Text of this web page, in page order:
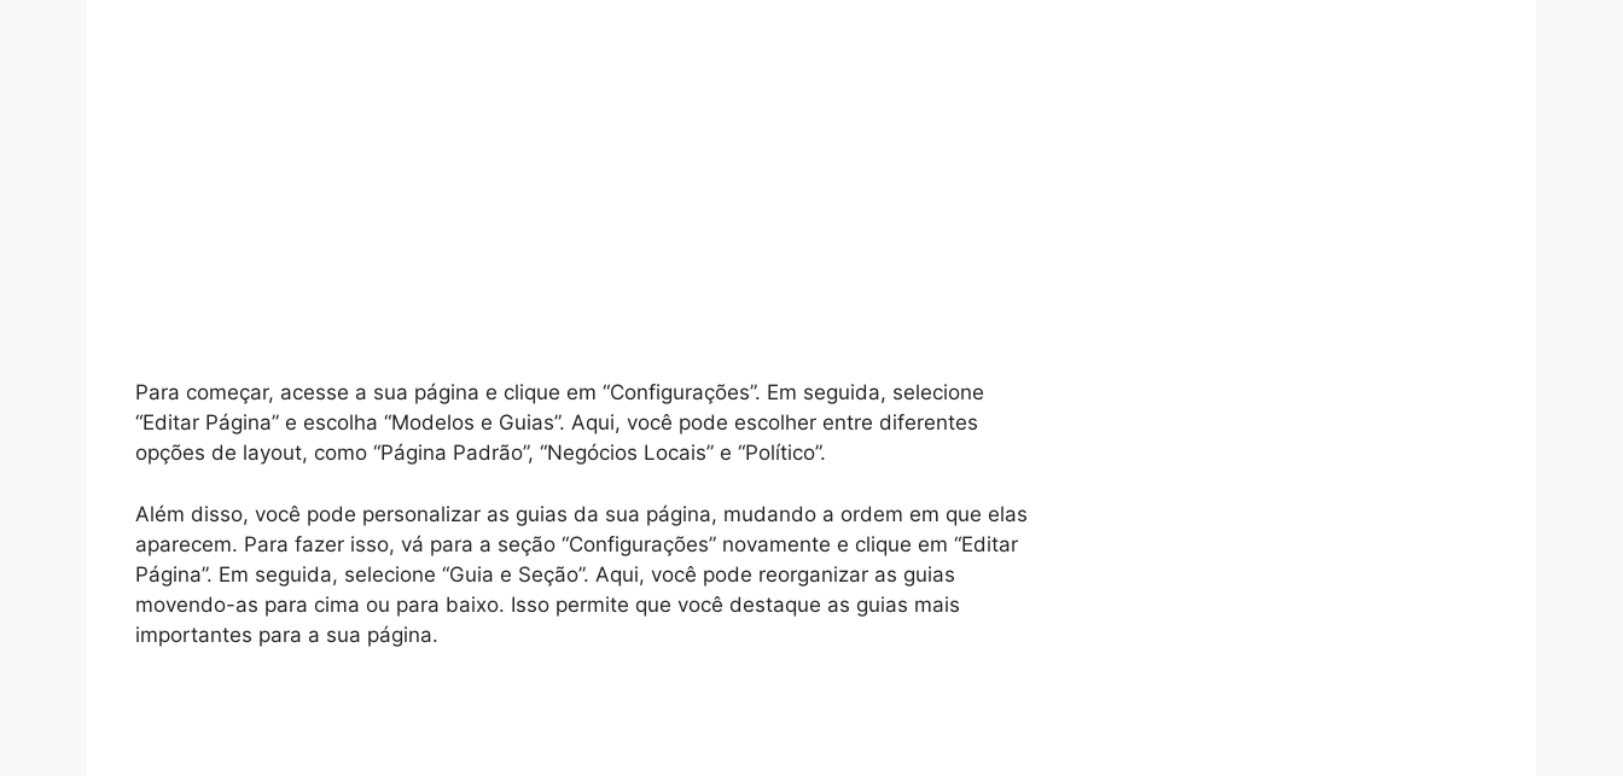
Para começar, acesse a sua página e clique em “Configurações”. Em seguida, selecione
“Editar Página” e escolha “Modelos e Guias”. Aqui, você pode escolher entre diferentes
opções de layout, como “Página Padrão”, “Negócios Locais” e “Político”.
Além disso, você pode personalizar as guias da sua página, mudando a ordem em que elas
aparecem. Para fazer isso, vá para a seção “Configurações” novamente e clique em “Editar
Página”. Em seguida, selecione “Guia e Seção”. Aqui, você pode reorganizar as guias
movendo-as para cima ou para baixo. Isso permite que você destaque as guias mais
importantes para a sua página.